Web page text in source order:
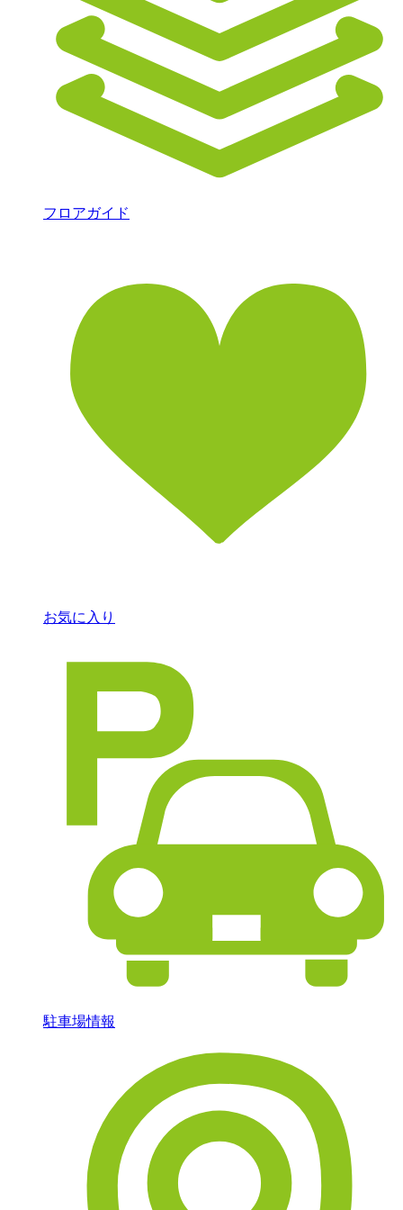
フロアガイド
お気に入り
駐車場情報